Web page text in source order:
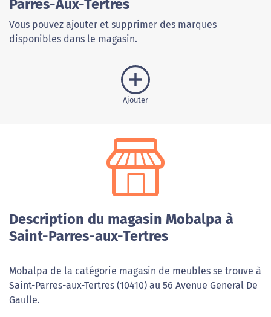
Parres-Aux-Tertres
Vous pouvez ajouter et supprimer des marques
disponibles dans le magasin.
Ajouter
Description du magasin Mobalpa à
Saint-Parres-aux-Tertres
Mobalpa de la catégorie magasin de meubles se trouve à
Saint-Parres-aux-Tertres (10410) au 56 Avenue General De
Gaulle.